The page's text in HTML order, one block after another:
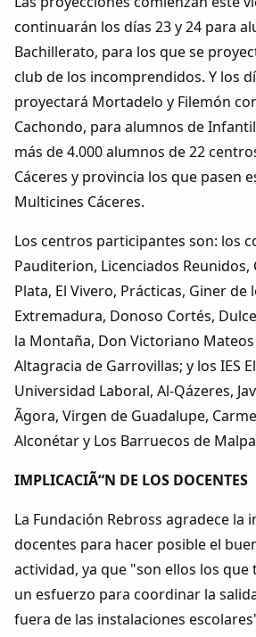
continuarán los días 23 y 24 para
Bachillerato, para los que se
club de los incomprendidos. Y los
proyectará Mortadelo y Filemón
Cachondo, para alumnos de
más de 4.000 alumnos de 22
Cáceres y provincia los que pasen
Multicines Cáceres.
Los centros participantes son: los
Pauditerion, Licenciados Reunidos,
Plata, El Vivero, Prácticas, Giner de
Extremadura, Donoso Cortés,
la Montaña, Don Victoriano
Altagracia de Garrovillas; y los IES
Universidad Laboral, Al-Qázeres,
Ãgora, Virgen de Guadalupe,
Alconétar y Los Barruecos de
IMPLICACIÃ“N DE LOS DOCENTES
La Fundación Rebross agradece la
docentes para hacer posible el
actividad, ya que "son ellos los que
un esfuerzo para coordinar la
fuera de las instalaciones